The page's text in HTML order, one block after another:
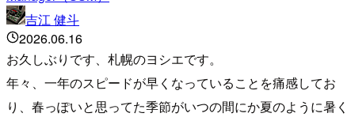
吉江 健斗
2026.06.16
お久しぶりです、札幌のヨシエです。
年々、一年のスピードが早くなっていることを痛感してお
り、春っぽいと思ってた季節がいつの間にか夏のように暑く